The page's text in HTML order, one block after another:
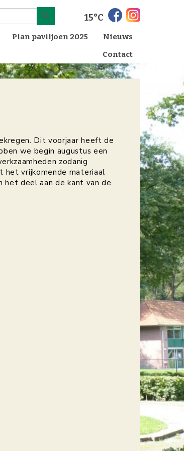
Zoekknop
15°C
Plan paviljoen 2025
Nieuws
Contact
Dit voorjaar heeft de
we begin augustus een
zodanig
het vrijkomende materiaal
het deel aan de kant van de